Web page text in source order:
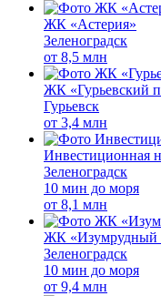
ЖК «Астерия»
Зеленоградск
от 8,5 млн
ЖК «Гурьевский
Гурьевск
от 3,4 млн
Инвестиционная
Зеленоградск
10 мин до моря
от 8,1 млн
ЖК «Изумрудный
Зеленоградск
10 мин до моря
от 9,4 млн